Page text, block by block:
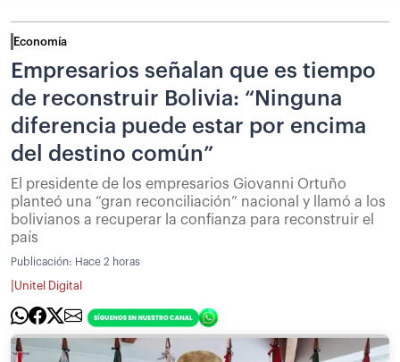
Economía
Empresarios señalan que es tiempo
de reconstruir Bolivia: “Ninguna
diferencia puede estar por encima
del destino común”
El presidente de los empresarios Giovanni Ortuño
planteó una “gran reconciliación” nacional y llamó a los
bolivianos a recuperar la confianza para reconstruir el
país
Publicación: Hace 2 horas
Unitel Digital